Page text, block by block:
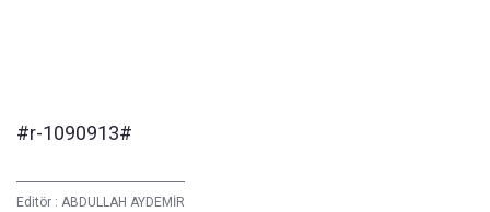
#r-1090913#
Editör : ABDULLAH AYDEMİR